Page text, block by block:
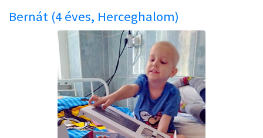
Bernát (4 éves, Herceghalom)